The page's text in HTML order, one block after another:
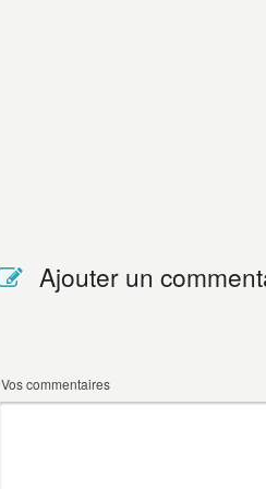
Ajouter un
Vos commentaires